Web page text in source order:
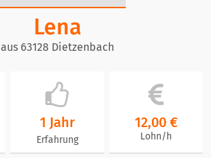
Lena
aus 63128 Dietzenbach
1 Jahr
Erfahrung
12,00 €
Lohn/h